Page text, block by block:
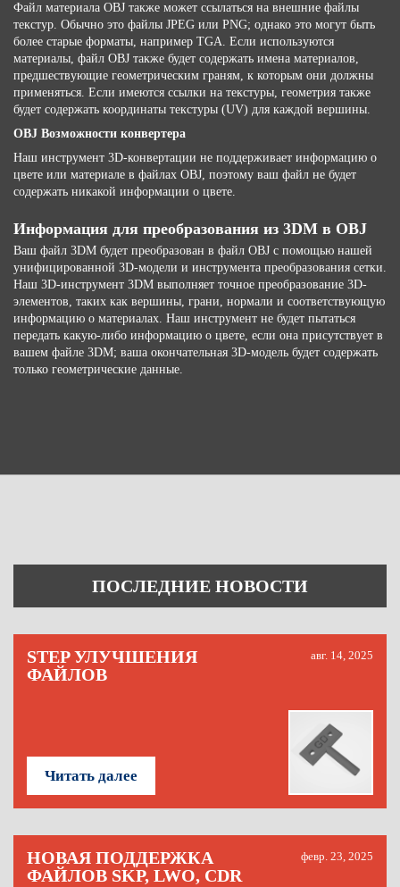
Файл материала OBJ также может ссылаться на внешние файлы
текстур. Обычно это файлы JPEG или PNG; однако это могут быть
более старые форматы, например TGA. Если используются
материалы, файл OBJ также будет содержать имена материалов,
предшествующие геометрическим граням, к которым они должны
применяться. Если имеются ссылки на текстуры, геометрия также
будет содержать координаты текстуры (UV) для каждой вершины.
OBJ Возможности конвертера
Наш инструмент 3D-конвертации не поддерживает информацию о
цвете или материале в файлах OBJ, поэтому ваш файл не будет
содержать никакой информации о цвете.
Информация для преобразования из 3DM в OBJ
Ваш файл 3DM будет преобразован в файл OBJ с помощью нашей
унифицированной 3D-модели и инструмента преобразования сетки.
Наш 3D-инструмент 3DM выполняет точное преобразование 3D-
элементов, таких как вершины, грани, нормали и соответствующую
информацию о материалах. Наш инструмент не будет пытаться
передать какую-либо информацию о цвете, если она присутствует в
вашем файле 3DM; ваша окончательная 3D-модель будет содержать
только геометрические данные.
ПОСЛЕДНИЕ НОВОСТИ
STEP УЛУЧШЕНИЯ
ФАЙЛОВ
авг. 14, 2025
Читать далее
НОВАЯ ПОДДЕРЖКА
ФАЙЛОВ SKP, LWO, CDR
февр. 23, 2025